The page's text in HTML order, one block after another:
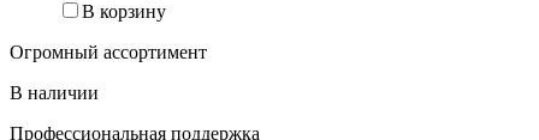
В корзину
Огромный ассортимент
В наличии
Профессиональная поддержка